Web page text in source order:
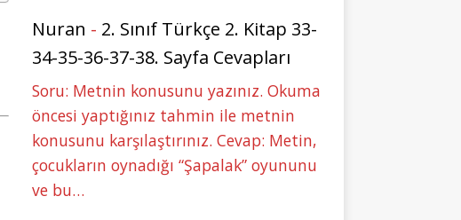
Nuran - 2. Sınıf Türkçe 2. Kitap 33-
34-35-36-37-38. Sayfa Cevapları
Soru: Metnin konusunu yazınız. Okuma
öncesi yaptığınız tahmin ile metnin
konusunu karşılaştırınız. Cevap: Metin,
çocukların oynadığı “Şapalak” oyununu
ve bu…